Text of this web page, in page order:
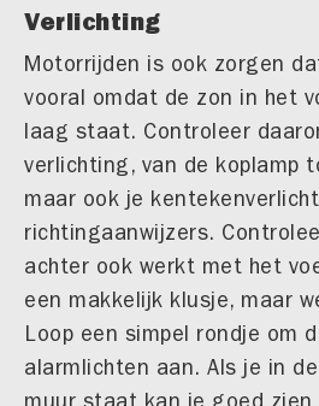
Verlichting
Motorrijden is ook zorgen
vooral omdat de zon in het
laag staat. Controleer
verlichting, van de koplamp
maar ook je
richtingaanwijzers.
achter ook werkt met het
een makkelijk klusje, maar
Loop een simpel rondje om
alarmlichten aan. Als je in